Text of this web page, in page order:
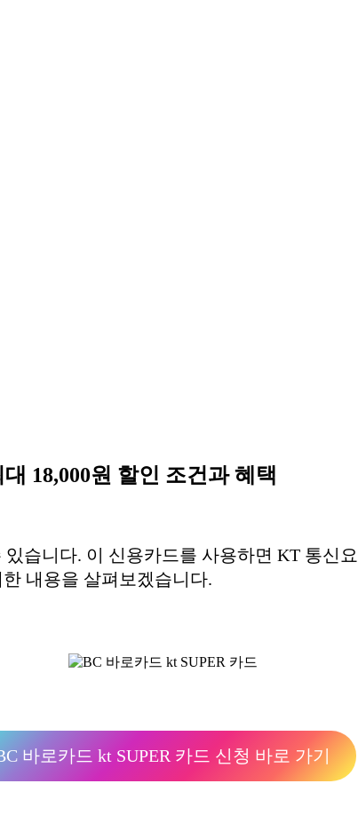
18,000원 할인 조건과 혜택
습니다. 이 신용카드를 사용하면 KT 통신
내용을 살펴보겠습니다.
바로카드 kt SUPER 카드 신청 바로 가기